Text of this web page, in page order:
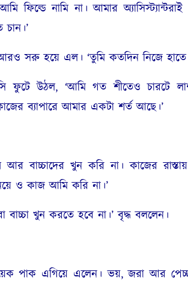
নামি না। আমার
সরু হয়ে এল। ‘তুমি কতদিন নিজে
ফুটে উঠল, ‘আমি গত শীতেও চারটে
ব্যাপারে আমার একটা শর্ত আছে।’
আর বাচ্চাদের খুন করি না। কাজের
ও কাজ আমি করি না।’
বাচ্চা খুন করতে হবে না।’ বৃদ্ধ বললেন।
পাক এগিয়ে এলেন। ভয়,জরা আর